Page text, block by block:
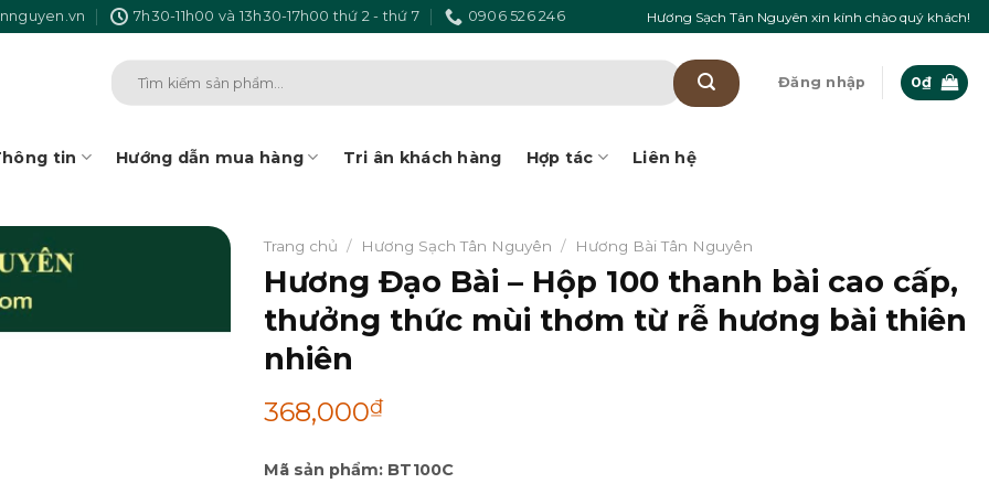
7h30-11h00 và 13h30-17h00 thứ 2 - thứ 7 0906 526 246 Hương Sạch Tân Nguyên xin kính chào quý khách!
Đăng nhập 0₫
tin Hướng dẫn mua hàng Tri ân khách hàng Hợp tác Liên hệ
Trang chủ / Hương Sạch Tân Nguyên / Hương Bài Tân Nguyên
Hương Đạo Bài – Hộp 100 thanh bài cao cấp,
thưởng thức mùi thơm từ rễ hương bài thiên
nhiên
368,000₫
Mã sản phẩm: BT100C